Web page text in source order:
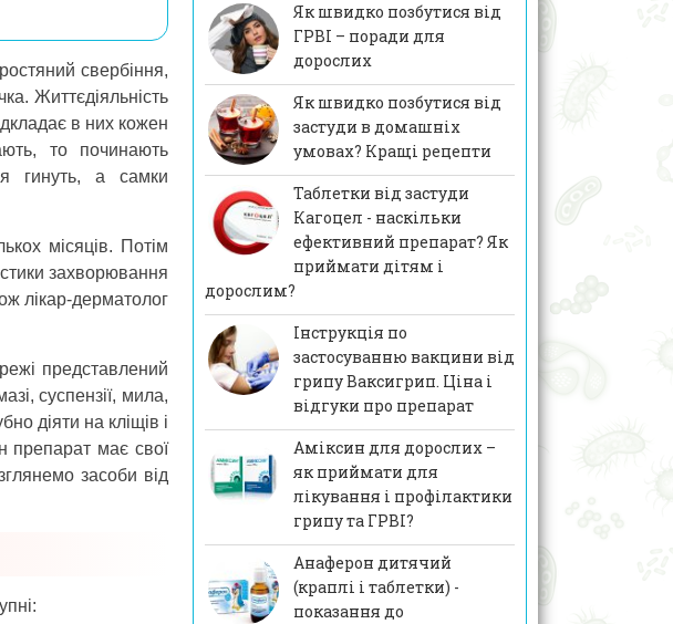
свербіння,
Життєдіяльність
в них кожен
то починають
гинуть, а самки
місяців. Потім
захворювання
лікар-дерматолог
представлений
суспензії, мила,
діяти на кліщів і
препарат має свої
засоби від
Як швидко позбутися від
ГРВІ – поради для
дорослих
Як швидко позбутися від
застуди в домашніх
умовах? Кращі рецепти
Таблетки від застуди
Кагоцел - наскільки
ефективний препарат? Як
приймати дітям і
дорослим?
Інструкція по
застосуванню вакцини від
грипу Ваксигрип. Ціна і
відгуки про препарат
Аміксин для дорослих –
як приймати для
лікування і профілактики
грипу та ГРВІ?
Анаферон дитячий
(краплі і таблетки) -
показання до